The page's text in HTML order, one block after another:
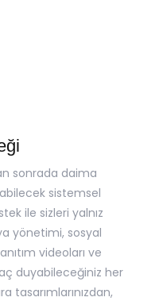
sonrada daima
sistemsel
ile sizleri yalnız
yönetimi, sosyal
videoları ve
duyabileceğiniz her
tasarımlarınızdan,